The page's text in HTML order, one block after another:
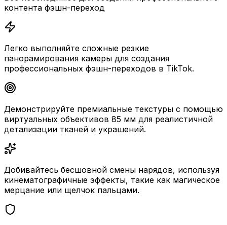
контента фэшн-переход
Легко выполняйте сложные резкие
панорамирования камеры для создания
профессиональных фэшн-переходов в TikTok.
Демонстрируйте премиальные текстуры с помощью
виртуальных объективов 85 мм для реалистичной
детализации тканей и украшений.
Добивайтесь бесшовной смены нарядов, используя
кинематографичные эффекты, такие как магическое
мерцание или щелчок пальцами.